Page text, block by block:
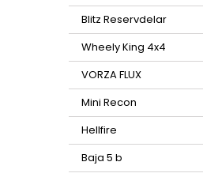
Blitz Reservdelar
Wheely King 4x4
VORZA FLUX
Mini Recon
Hellfire
Baja 5 b